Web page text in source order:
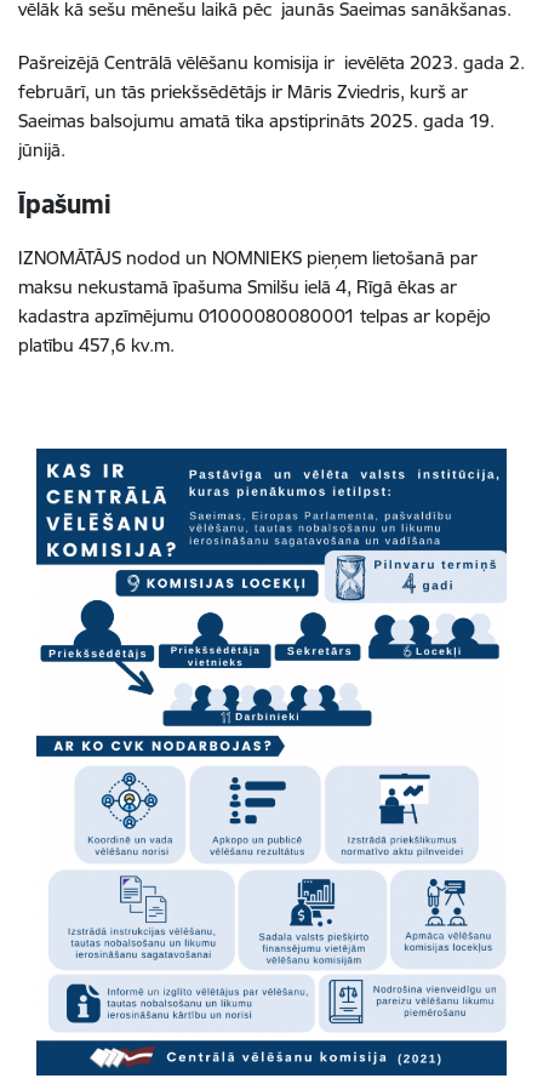
vēlāk kā sešu mēnešu laikā pēc jaunās Saeimas sanākšanas.
Pašreizējā Centrālā vēlēšanu komisija ir ievēlēta 2023. gada 2.
februārī, un tās priekšsēdētājs ir Māris Zviedris, kurš ar
Saeimas balsojumu amatā tika apstiprināts 2025. gada 19.
jūnijā.
Īpašumi
IZNOMĀTĀJS nodod un NOMNIEKS pieņem lietošanā par
maksu nekustamā īpašuma Smilšu ielā 4, Rīgā ēkas ar
kadastra apzīmējumu 01000080080001 telpas ar kopējo
platību 457,6 kv.m.